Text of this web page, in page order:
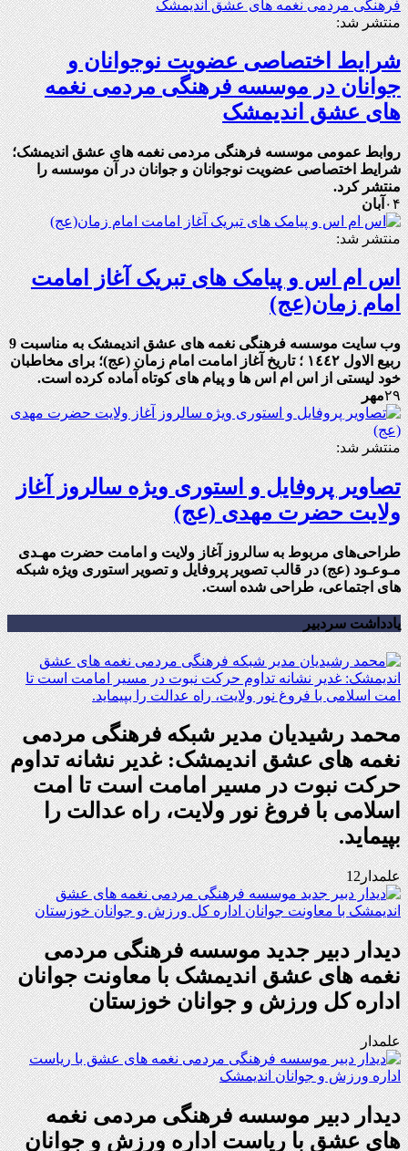
منتشر شد:
شرایط اختصاصی عضویت نوجوانان و
جوانان در موسسه فرهنگی مردمی نغمه
های عشق اندیمشک
روابط عمومی موسسه فرهنگی مردمی نغمه های عشق اندیمشک؛
شرایط اختصاصی عضویت نوجوانان و جوانان در آن موسسه را
منتشر کرد.
۰۴آبان
منتشر شد:
اس ام اس و پیامک های تبريک آغاز امامت
امام زمان(عج)
وب سایت موسسه فرهنگی نغمه های عشق اندیمشک به مناسبت 9
ربيع الاول ١٤٤٢ ؛ تاریخ آغاز امامت امام زمان (عج)؛ برای مخاطبان
خود لیستی از اس ام اس ها و پیام های کوتاه آماده کرده است.
۲۹مهر
منتشر شد:
تصاویر پروفایل و استوری ویژه سالروز آغاز
ولایت حضرت مهدی (عج)
طراحی‌های مربوط به سالروز آغاز ولایت و امامت حضرت مهـدی
مـوعـود (عج) در قالب تصویر پروفایل و تصویر استوری ویژه شبکه
های اجتماعی، طراحی شده است.
یادداشت سردبیر
محمد رشیدیان مدیر شبکه فرهنگی مردمی
نغمه های عشق اندیمشک: غدیر نشانه تداوم
حرکت نبوت در مسیر امامت است تا امت
اسلامی با فروغ نور ولایت، راه عدالت را
بپیماید.
علمدار12
دیدار دبیر جدید موسسه فرهنگی مردمی
نغمه های عشق اندیمشک با معاونت جوانان
اداره کل ورزش و جوانان خوزستان
علمدار
دیدار دبیر موسسه فرهنگی مردمی نغمه
های عشق با ریاست اداره ورزش و جوانان